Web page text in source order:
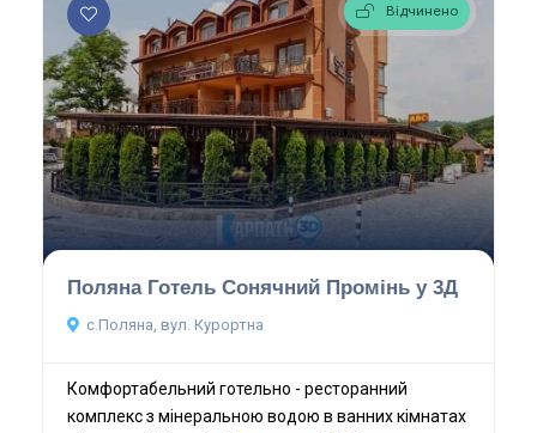
Відчинено
Поляна Готель Сонячний Промінь у 3Д
с.Поляна, вул. Курортна
Комфортабельний готельно - ресторанний
комплекс з мінеральною водою в ванних кімнатах